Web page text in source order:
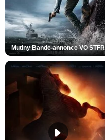
Mutiny Bande-annonce VO STFR